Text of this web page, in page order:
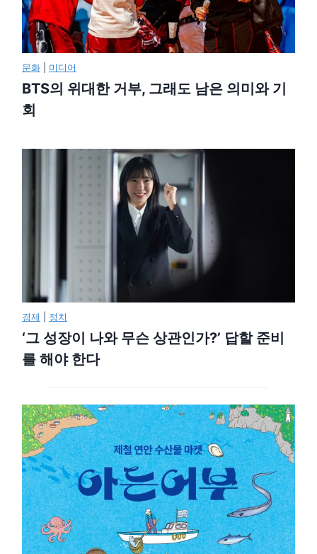
문화 미디어
BTS의 위대한 거부, 그래도 남은 의미와 기
회
경제 정치
‘그 성장이 나와 무슨 상관인가?’ 답할 준비
를 해야 한다